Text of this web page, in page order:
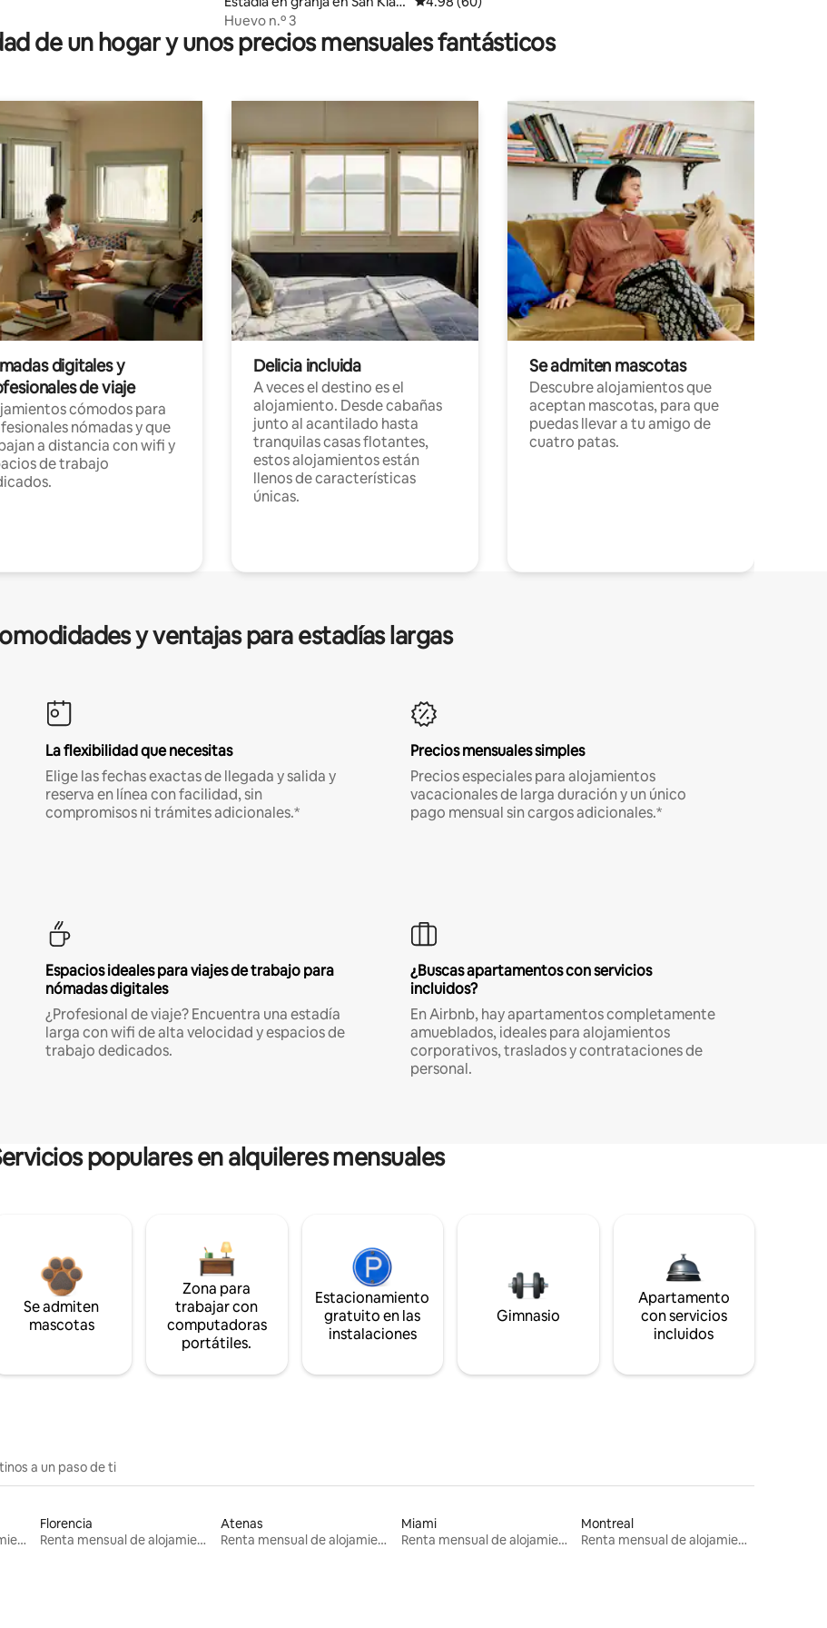
g
Huevo n.º 3
de un hogar y unos precios mensuales fantásticos
digitales y
de viaje
cómodos para
nómadas y que
a distancia con wifi y
de trabajo
Delicia incluida
A veces el destino es el
alojamiento. Desde cabañas
junto al acantilado hasta
tranquilas casas flotantes,
estos alojamientos están
llenos de características
únicas.
Se admiten mascotas
Descubre alojamientos que
aceptan mascotas, para que
puedas llevar a tu amigo de
cuatro patas.
y ventajas para estadías largas
La flexibilidad que necesitas
Elige las fechas exactas de llegada y salida y
reserva en línea con facilidad, sin
compromisos ni trámites adicionales.*
Precios mensuales simples
Precios especiales para alojamientos
vacacionales de larga duración y un único
pago mensual sin cargos adicionales.*
Espacios ideales para viajes de trabajo para
nómadas digitales
¿Profesional de viaje? Encuentra una estadía
larga con wifi de alta velocidad y espacios de
trabajo dedicados.
¿Buscas apartamentos con servicios
incluidos?
En Airbnb, hay apartamentos completamente
amueblados, ideales para alojamientos
corporativos, traslados y contrataciones de
personal.
populares en alquileres mensuales
Se admiten
mascotas
Zona para
trabajar con
computadoras
portátiles.
Estacionamiento
gratuito en las
instalaciones
Gimnasio
Apartamento
con servicios
incluidos
a un paso de ti
Renta mensual de alojamientos
Florencia
Renta mensual de alojamientos
Atenas
Renta mensual de alojamientos
Miami
Renta mensual de alojamientos
Montreal
Renta mensual de alojamientos